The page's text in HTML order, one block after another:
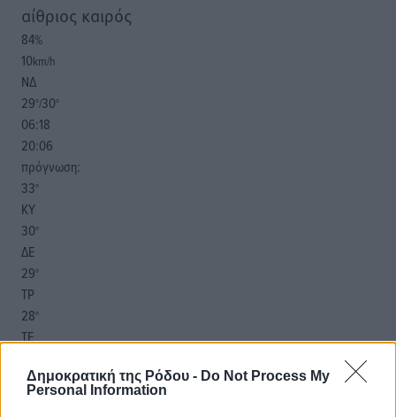
Δημοκρατική της Ρόδου - Do Not Process My
Personal Information
αίθριος καιρός
84%
10km/h
ΝΔ
29°/30°
06:18
20:06
πρόγνωση:
33°
ΚΥ
30°
ΔΕ
29°
ΤΡ
28°
ΤΕ